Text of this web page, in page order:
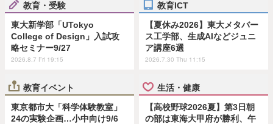
教育・受験
東大新学部「UTokyo
College of Design」入試攻
略セミナー9/27
2026.8.7 Fri 19:15
教育ICT
【夏休み2026】東大メタバー
ス工学部、生成AIなどジュニ
ア講座6選
2026.7.30 Thu 11:15
教育イベント
東京都市大「科学体験教室」
24の実験企画…小中向け9/6
生活・健康
【高校野球2026夏】第3日朝
の部は東海大甲府が勝利、午